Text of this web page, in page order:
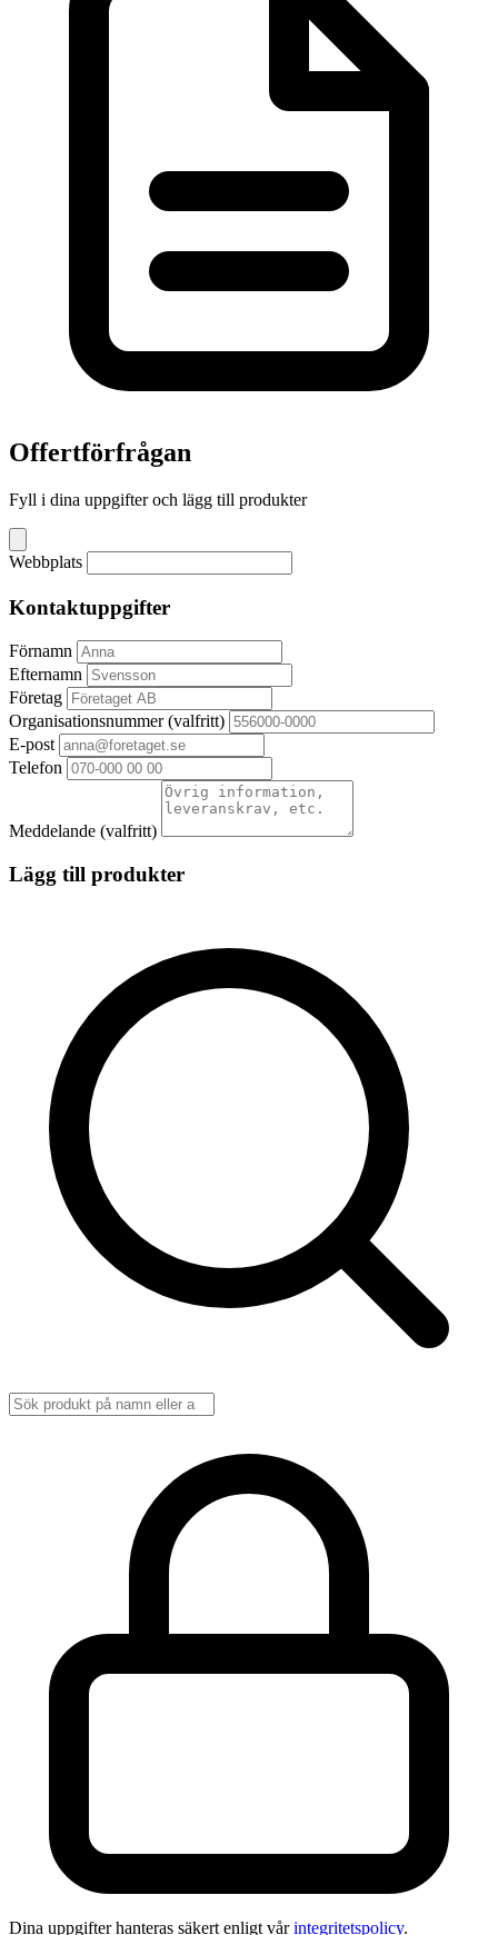
Offertförfrågan
Fyll i dina uppgifter och lägg till produkter
Webbplats
Kontaktuppgifter
Förnamn
Efternamn
Företag
Organisationsnummer(valfritt)
E-post
Telefon
Meddelande (valfritt)
Lägg till produkter
Dina uppgifter hanteras säkert enligt vårintegritetspolicy.